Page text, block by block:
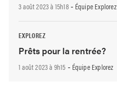
3 août 2023 à 15h18- Équipe Explorez
EXPLOREZ
Prêts pour la rentrée?
1 août 2023 à 9h15 - Équipe Explorez